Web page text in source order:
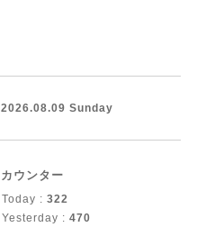
2026.08.09 Sunday
カウンター
Today : 322
Yesterday : 470